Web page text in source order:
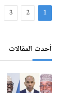
1
2
3
أحدث المقالات